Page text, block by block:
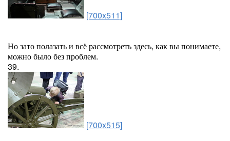
[700x511]
Но зато полазать и всё рассмотреть здесь, как вы понимаете,
можно было без проблем.
39.
[700x515]